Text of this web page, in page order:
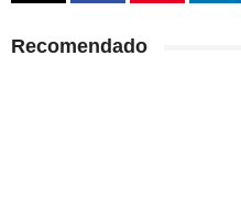
Recomendado